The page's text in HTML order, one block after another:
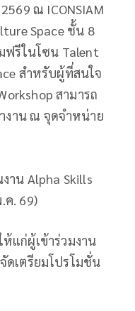
ณ ICONSIAM
Space ชั้น 8
ฟรีในโซน Talent
สำหรับผู้ที่สนใจ
สามารถ
งาน ณ จุดจำหน่าย
าน Alpha Skills
ค. 69)
แก่ผู้เข้าร่วมงาน
ดเตรียมโปรโมชั่น